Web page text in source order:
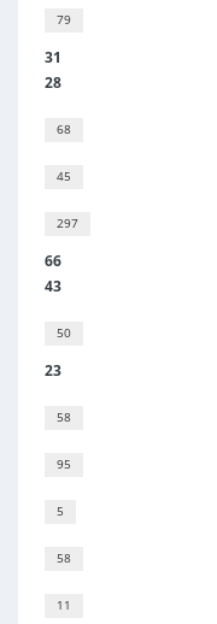
79
31
28
68
45
297
66
43
50
23
58
95
5
58
11